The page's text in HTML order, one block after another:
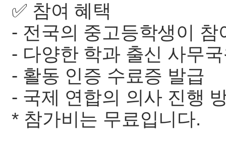
✅ 참여 혜택
- 전국의 중고등학생이
- 다양한 학과 출신 사무
- 활동 인증 수료증 발급
- 국제 연합의 의사 진행
* 참가비는 무료입니다.